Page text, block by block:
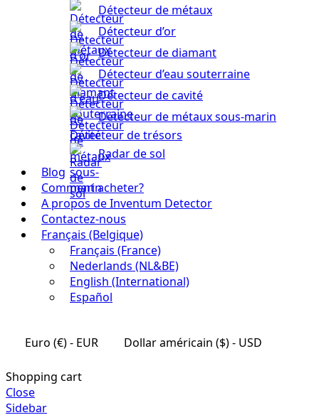
Détecteur de métaux
Détecteur d’or
Détecteur de diamant
Détecteur d’eau souterraine
Détecteur de cavité
Détecteur de métaux sous-marin
Détecteur de trésors
Radar de sol
Blog
Comment acheter?
A propos de Inventum Detector
Contactez-nous
Français (Belgique)
Français (France)
Nederlands (NL&BE)
English (International)
Español
Euro (€) - EUR Dollar américain ($) - USD
Shopping cart
Close
Sidebar